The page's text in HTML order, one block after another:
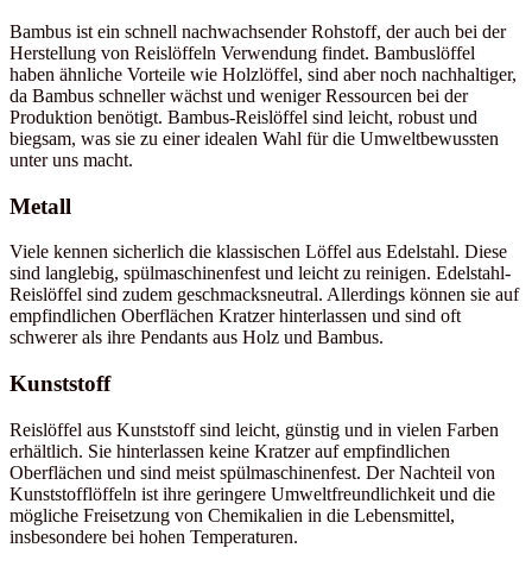
Bambus ist ein schnell nachwachsender Rohstoff, der auch bei der
Herstellung von Reislöffeln Verwendung findet. Bambuslöffel
haben ähnliche Vorteile wie Holzlöffel, sind aber noch nachhaltiger,
da Bambus schneller wächst und weniger Ressourcen bei der
Produktion benötigt. Bambus-Reislöffel sind leicht, robust und
biegsam, was sie zu einer idealen Wahl für die Umweltbewussten
unter uns macht.
Metall
Viele kennen sicherlich die klassischen Löffel aus Edelstahl. Diese
sind langlebig, spülmaschinenfest und leicht zu reinigen. Edelstahl-
Reislöffel sind zudem geschmacksneutral. Allerdings können sie auf
empfindlichen Oberflächen Kratzer hinterlassen und sind oft
schwerer als ihre Pendants aus Holz und Bambus.
Kunststoff
Reislöffel aus Kunststoff sind leicht, günstig und in vielen Farben
erhältlich. Sie hinterlassen keine Kratzer auf empfindlichen
Oberflächen und sind meist spülmaschinenfest. Der Nachteil von
Kunststofflöffeln ist ihre geringere Umweltfreundlichkeit und die
mögliche Freisetzung von Chemikalien in die Lebensmittel,
insbesondere bei hohen Temperaturen.